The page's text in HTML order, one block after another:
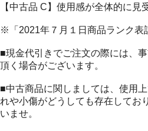
【中古品 C】使用感が全体的に見
※「2021年７月１日商品ランク表
■現金代引きでご注文の際には、
頂く場合がございます。
■中古商品に関しましては、使用
れや小傷がどうしても存在してお
いませ。